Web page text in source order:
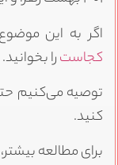
اگر به این
کجاسترا بخوانید.
توصیه می‌کنیم
کنید.
برای مطالعه